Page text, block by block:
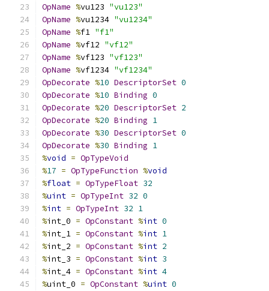
OpName %vu123 "vu123"
OpName %vu1234 "vu1234"
OpName %f1 "f1"
OpName %vf12 "vf12"
OpName %vf123 "vf123"
OpName %vf1234 "vf1234"
OpDecorate %10 DescriptorSet 0
OpDecorate %10 Binding 0
OpDecorate %20 DescriptorSet 2
OpDecorate %20 Binding 1
OpDecorate %30 DescriptorSet 0
OpDecorate %30 Binding 1
%void = OpTypeVoid
%17 = OpTypeFunction %void
%float = OpTypeFloat 32
%uint = OpTypeInt 32 0
%int = OpTypeInt 32 1
%int_0 = OpConstant %int 0
%int_1 = OpConstant %int 1
%int_2 = OpConstant %int 2
%int_3 = OpConstant %int 3
%int_4 = OpConstant %int 4
%uint_0 = OpConstant %uint 0